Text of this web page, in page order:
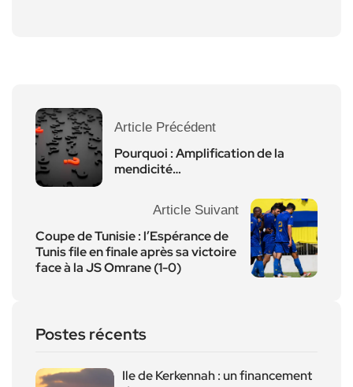
Article Précédent
Pourquoi : Amplification de la
mendicité…
Article Suivant
Coupe de Tunisie : l’Espérance de
Tunis file en finale après sa victoire
face à la JS Omrane (1-0)
Postes récents
Ile de Kerkennah : un financement